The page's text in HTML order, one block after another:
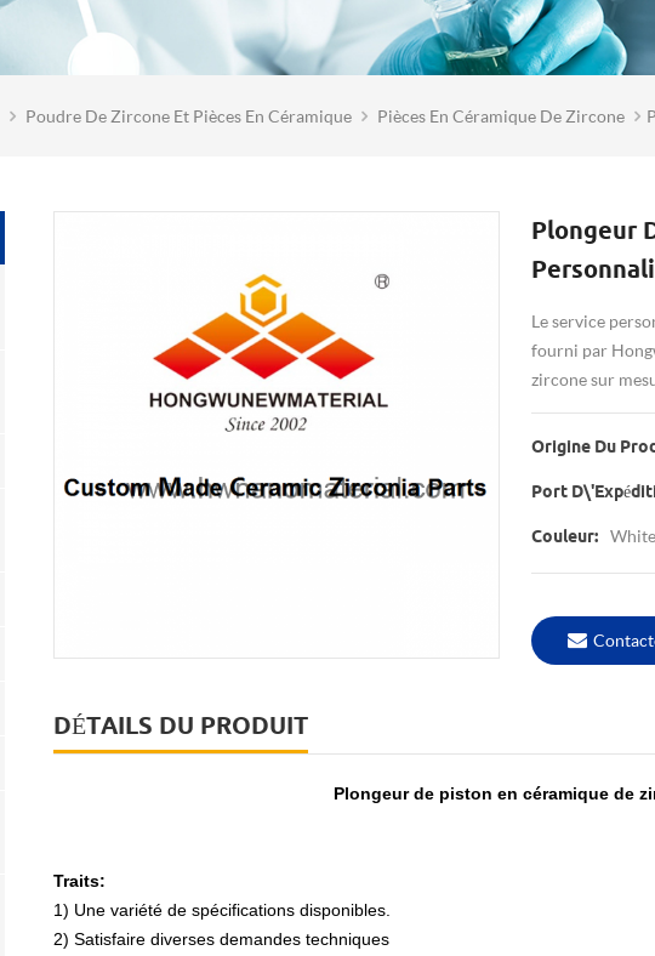
Poudre De Zircone Et Pièces En Céramique Pièces En Céramique De Zircone
Plongeur
Le service
fourni par
zircone sur
Origine Du
Port
Couleur: White
DÉTAILS DU PRODUIT
Plongeur de piston en céramique de
Traits:
1) Une variété de spécifications disponibles.
2) Satisfaire diverses demandes techniques